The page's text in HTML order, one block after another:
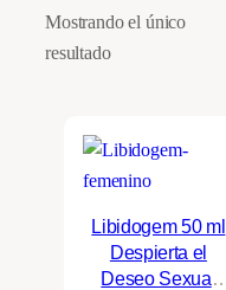
Mostrando el único
resultado
Libidogem 50 ml
Despierta el
Deseo Sexual